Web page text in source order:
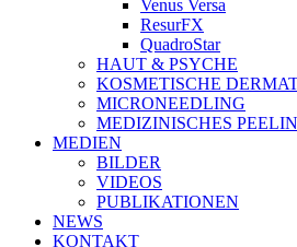
Venus Versa
ResurFX
QuadroStar
HAUT & PSYCHE
KOSMETISCHE
MICRONEEDLING
MEDIZINISCHES
MEDIEN
BILDER
VIDEOS
PUBLIKATIONEN
NEWS
KONTAKT